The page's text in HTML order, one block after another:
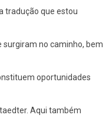
tradução que estou
surgiram no caminho, bem
oportunidades
Aqui também